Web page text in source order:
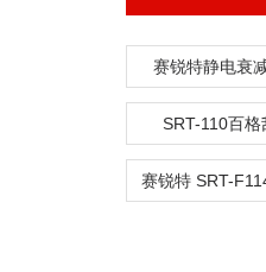
赛锐特静电衰
SRT-110百